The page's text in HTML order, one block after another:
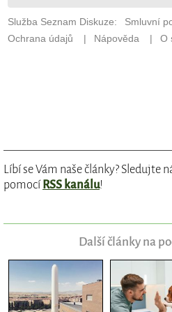
Líbí se Vám naše články? Sledujte
pomocí RSS kanálu!
Další články na